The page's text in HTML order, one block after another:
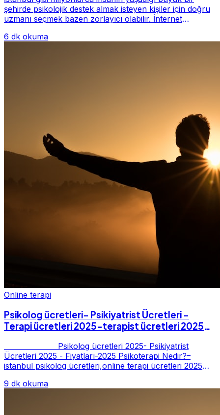
şehirde psikolojik destek almak isteyen kişiler için doğru
uzmanı seçmek bazen zorlayıcı olabilir. İnternet
6 dk okuma
Online terapi
Psikolog ücretleri- Psikiyatrist Ücretleri -
Terapi ücretleri 2025-terapist ücretleri 2025-
Psikolog ücretleri 2025- Psikiyatrist
Ücretleri 2025 - Fiyatları-2025 Psikoterapi Nedir?–
istanbul psikolog ücretleri,online terapi ücretleri 2025
9 dk okuma